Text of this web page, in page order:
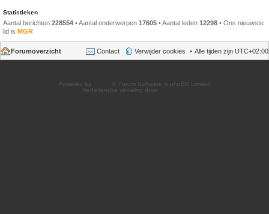
Statistieken
Aantal berichten 228554 • Aantal onderwerpen 17605 • Aantal leden 12298 • Ons nieuwste
lid is MGR
Forumoverzicht Alle tijden zijn UTC+02:00
Verwijder cookies
Contact
Powered by
® Forum Software © phpBB Limited
Nederlandse vertaling door